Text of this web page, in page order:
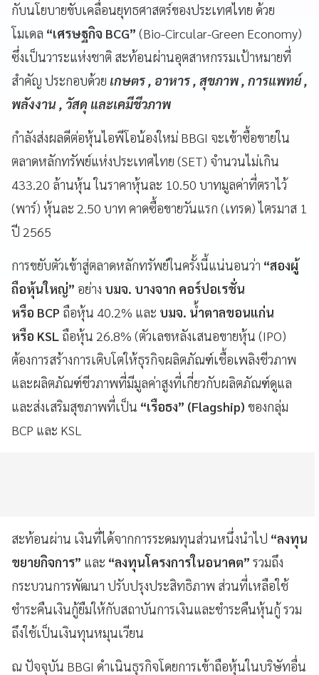
กับนโยบายขับเคลื่อนยุทธศาสตร์ของประเทศไทย ด้วย
โมเดล “เศรษฐกิจ BCG” (Bio-Circular-Green Economy)
ซึ่งเป็นวาระแห่งชาติ สะท้อนผ่านอุตสาหกรรมเป้าหมายที่
สำคัญ ประกอบด้วย เกษตร , อาหาร , สุขภาพ , การแพทย์ ,
พลังงาน , วัสดุ และเคมีชีวภาพ
กำลังส่งผลดีต่อหุ้นไอพีโอน้องใหม่ BBGI จะเข้าซื้อขายใน
ตลาดหลักทรัพย์แห่งประเทศไทย (SET) จำนวนไม่เกิน
433.20 ล้านหุ้น ในราคาหุ้นละ 10.50 บาทมูลค่าที่ตราไว้
(พาร์) หุ้นละ 2.50 บาท คาดซื้อขายวันแรก (เทรด) ไตรมาส 1
ปี 2565
การขยับตัวเข้าสู่ตลาดหลักทรัพย์ในครั้งนี้แน่นอนว่า “สองผู้
ถือหุ้นใหญ่” อย่าง บมจ. บางจาก คอร์ปอเรชั่น
หรือ BCP ถือหุ้น 40.2% และ บมจ. น้ำตาลขอนแก่น
หรือ KSL ถือหุ้น 26.8% (ตัวเลขหลังเสนอขายหุ้น (IPO)
ต้องการสร้างการเติบโตให้ธุรกิจผลิตภัณฑ์เชื้อเพลิงชีวภาพ
และผลิตภัณฑ์ชีวภาพที่มีมูลค่าสูงที่เกี่ยวกับผลิตภัณฑ์ดูแล
และส่งเสริมสุขภาพที่เป็น “เรือธง” (Flagship) ของกลุ่ม
BCP และ KSL
สะท้อนผ่าน เงินที่ได้จากการระดมทุนส่วนหนึ่งนำไป “ลงทุน
ขยายกิจการ” และ “ลงทุนโครงการในอนาคต” รวมถึง
กระบวนการพัฒนา ปรับปรุงประสิทธิภาพ ส่วนที่เหลือใช้
ชำระคืนเงินกู้ยืมให้กับสถาบันการเงินและชำระคืนหุ้นกู้ รวม
ถึงใช้เป็นเงินทุนหมุนเวียน
ณ ปัจจุบัน BBGI ดำเนินธุรกิจโดยการเข้าถือหุ้นในบริษัทอื่น